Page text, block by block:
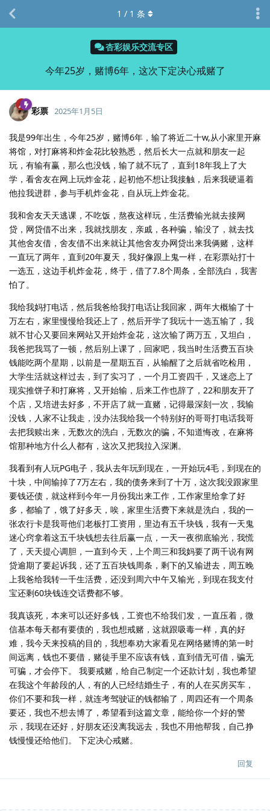
杏彩娱乐交流专区
今年25岁，赌博6年，这次下定决心戒赌了
1 / 1 条
彩票 2025年1月5日
我是99年出生，今年25岁，赌博6年，输了将近二十w,从小家里开麻
将馆，对打麻将和炸金花比较熟悉，然后长大一点就和朋友一起
玩，有输有赢，那么也没钱，输了就不玩了，直到18年我上了大
学，看舍友在网上玩炸金花，起初他不想让我接触，后来我硬逼着
他拉我进群，参与手机炸金花，自从玩上炸金花。
我和舍友天天逃课，不吃饭，熬夜这样玩，生活费输光就去接网
贷，网贷借不出来，我就找朋友，亲戚，各种骗，输没了，就去找
其他舍友借，舍友借不出来就让其他舍友办网贷出来我俩赌，这样
一直玩了两年，直到20年夏天，我好像跟上鬼一样，在彩票站打十
一选五，这边手机炸金花，终于，借了7.8个周条，全部洗白，我害
怕了。
我给我妈打电话，然后我爸给我打电话让我回家，两年大概输了十
万左右，家里慢慢给我还上了，然后开学了我玩十一选五输了，我
就不甘心又要回来网站又开始炸金花，这次输了两万五，又坦白，
我爸把我骂了一顿，然后别上课了，回家吧，我当时生活费五百块
钱能吃两个星期，以前是一星期五百，从输醒了之后就省吃检用，
大学生活就这样过去，到了实习了，一个月工资四千，又迷恋上了
现实推饼子和打麻将，又开始输，后来工作也辞了，22和朋友开了
个店，又培进去好多，不开店了就一直赌，记得最深刻一次，我输
没钱，人家不让我走，没办法我给我一个特别好的哥哥打电话我哥
去把我赎出来，无数次的洗白，无数次的骗，不知道悔改，在麻将
馆那种地方什么人都有，这次又把我拉入深渊。
我看到有人玩PG电子，我从去年玩到现在，一开始玩4毛，到现在的
十块，中间输掉了7万左右，我的债务来到了十万，这次我没跟家里
要钱还债，就这样到今年一月份我出来工作，工作家里给拿了好
多，都输了，饿了好多天，唉，家里生活费下来就是洗白，我的一
张农行卡是我哥他们老板打工资用，里边有五千块钱，我有一天鬼
迷心窍拿着这五千块钱想去往后赢一点，一天一夜彻底输光，我慌
了，天天提心调胆，一直到今天，上个周三和我妈要了两千说有网
贷逾期了要起诉我，还了五百块钱周条，剩下的又输进去，周五晚
上我爸给我转一千生活费，还没到周六中午又输光，到现在我支付
宝还剩60块钱连交话费都不够。
我真该死，本来可以还好多钱，工资也不给我们发，一直压着，微
信基本每天都有要债的，我也想戒赌，这就跟吸毒一样，真的好
难，我今天来投稿的目的，我想奉劝大家看见在网络赌博的第一时
间远离，钱也不要借，赌徒手里不应该有钱，直到借无可借，骗无
可骗，才会停下。 我要戒赌，给自己制定一个还款计划，我也希望
在我这个年龄段的人，有的人已经结婚生子，有的人在买房买车，
你们不要和我一样，就连考驾驶证的钱都输了，周四还有一个周条
要还，我也不想去博了，希望看到这篇文章，能给你一个好的警
示，我现在还好，好朋友还没离我远去，我也不用他帮我，自己挣
钱慢慢还给他们。 下定决心戒赌。
回复